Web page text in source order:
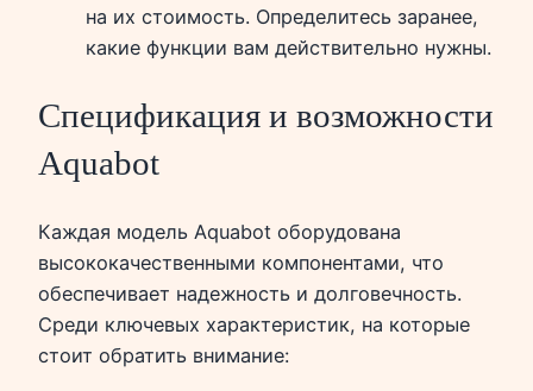
на их стоимость. Определитесь заранее,
какие функции вам действительно нужны.
Спецификация и возможности
Aquabot
Каждая модель Aquabot оборудована
высококачественными компонентами, что
обеспечивает надежность и долговечность.
Среди ключевых характеристик, на которые
стоит обратить внимание: